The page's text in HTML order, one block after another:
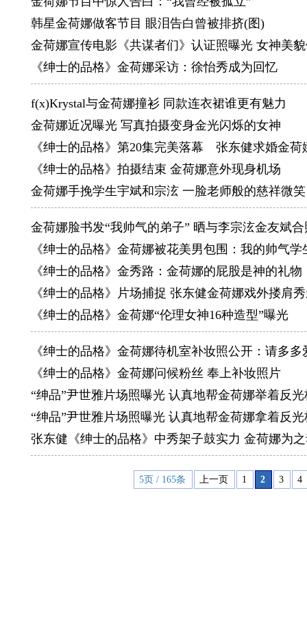
喜欢的品
首次亮
韩星金荷娜做客节目 眼泪告白曾被排挤(图)
金荷娜宣传电影《共谋者们》认证照曝光 女神美
《绅士的品格》金荷娜采访：徐怡秀成为回忆
f(x)Krystal与金荷娜撞衫 同款连衣裙谁更有魅力
金荷娜近况曝光 写真拍摄变身金光闪烁的女神
《绅士的品格》第20集完美落幕 张东健求婚金荷
《绅士的品格》拍摄结束 金荷娜意外现身机场
金荷娜手挽学生宇斌和宗泫 一脸老师般的慈祥微笑
金荷娜脸书发“我帅气的弟子” 晒与李宗泫金友斌合
《绅士的品格》金荷娜被花美男包围：我的帅气学
《绅士的品格》金秀路：金荷娜的屁股是神的礼物
《绅士的品格》片场捕捉 张东健金荷娜戏外搂肩
《绅士的品格》金荷娜“伦理女神16种造型”曝光
《绅士的品格》金荷娜待机室补妆照公开：请多多
《绅士的品格》金荷娜问候粉丝 奉上补妆照片
“绅品”尹世雅片场照曝光 认真地帮金荷娜举着反光
“绅品”尹世雅片场照曝光 认真地帮金荷娜拿着反光
张东健《绅士的品格》中秀架子鼓实力 金荷娜为
5页 / 165条 上一页 1 2 3 4